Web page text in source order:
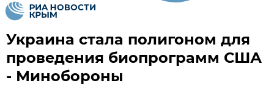
Украина стала полигоном для
проведения биопрограмм США
- Минобороны